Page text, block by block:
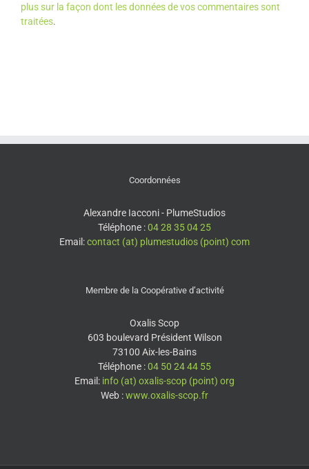
plus sur la façon dont les données de vos commentaires sont
traitées.
Coordonnées
Alexandre Iacconi - PlumeStudios
Téléphone :04 28 35 04 25
Email:contact (at) plumestudios (point) com
Membre de la Coopérative d’activité
Oxalis Scop
603 boulevard Président Wilson
73100 Aix-les-Bains
Téléphone :04 50 24 44 55
Email: info (at) oxalis-scop (point) org
Web :www.oxalis-scop.fr